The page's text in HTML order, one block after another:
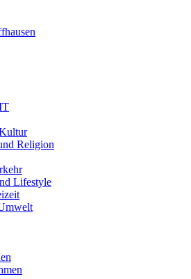
Religion
Lifestyle